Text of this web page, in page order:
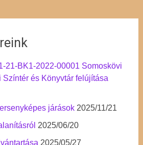
21-BK1-2022-00001 Somoskövi
és Könyvtár felújítása
járások 2025/11/21
2025/06/20
2025/05/27